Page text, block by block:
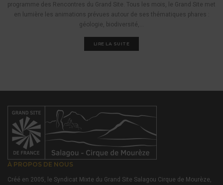
programme des Rencontres du Grand Site. Tous les mois, le Grand Site met
en lumière les animations prévues autour de ses thématiques phares :
géologie, biodiversité,...
LIRE LA SUITE
À PROPOS DE NOUS
Créé en 2005, le Syndicat Mixte du Grand Site Salagou Cirque de Mourèze,